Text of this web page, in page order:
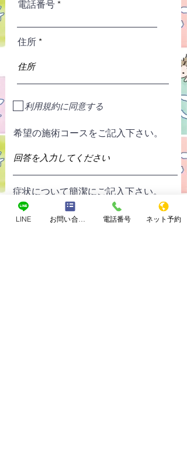
電話番号
住所
利用規約に同意する
希望の施術コースをご記入下さい。
症状について簡潔にご記入下さい。
LINE お問い合わせフォーム 電話番号 ネット予約